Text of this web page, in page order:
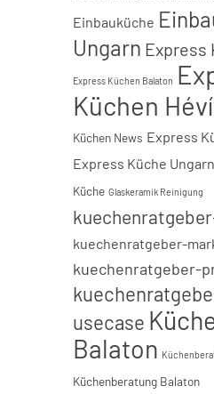
Einbauküche
Ungarn Express
Express Küchen Balaton
Küchen
Küchen News Express
Express Küche Ungarn
Küche Glaskeramik Reinigung
kuechenratgeber-
kuechenratgeber-
usecase
Balaton
Küchenberatung Balaton